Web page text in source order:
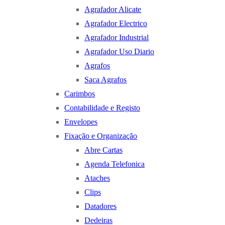
Agrafador Alicate
Agrafador Electrico
Agrafador Industrial
Agrafador Uso Diario
Agrafos
Saca Agrafos
Carimbos
Contabilidade e Registo
Envelopes
Fixação e Organização
Abre Cartas
Agenda Telefonica
Ataches
Clips
Datadores
Dedeiras